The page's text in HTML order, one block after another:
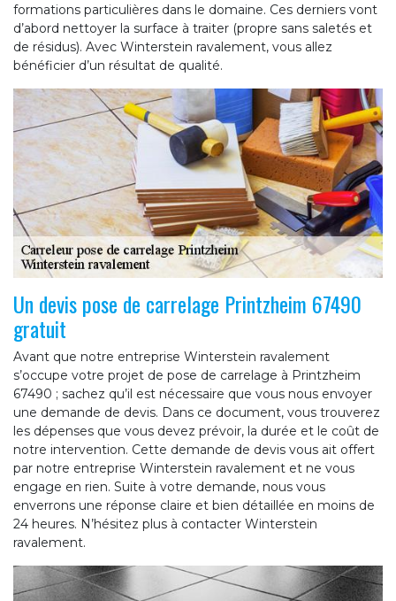
formations particulières dans le domaine. Ces derniers vont
d’abord nettoyer la surface à traiter (propre sans saletés et
de résidus). Avec Winterstein ravalement, vous allez
bénéficier d’un résultat de qualité.
Un devis pose de carrelage Printzheim 67490
gratuit
Avant que notre entreprise Winterstein ravalement
s’occupe votre projet de pose de carrelage à Printzheim
67490 ; sachez qu’il est nécessaire que vous nous envoyer
une demande de devis. Dans ce document, vous trouverez
les dépenses que vous devez prévoir, la durée et le coût de
notre intervention. Cette demande de devis vous ait offert
par notre entreprise Winterstein ravalement et ne vous
engage en rien. Suite à votre demande, nous vous
enverrons une réponse claire et bien détaillée en moins de
24 heures. N’hésitez plus à contacter Winterstein
ravalement.